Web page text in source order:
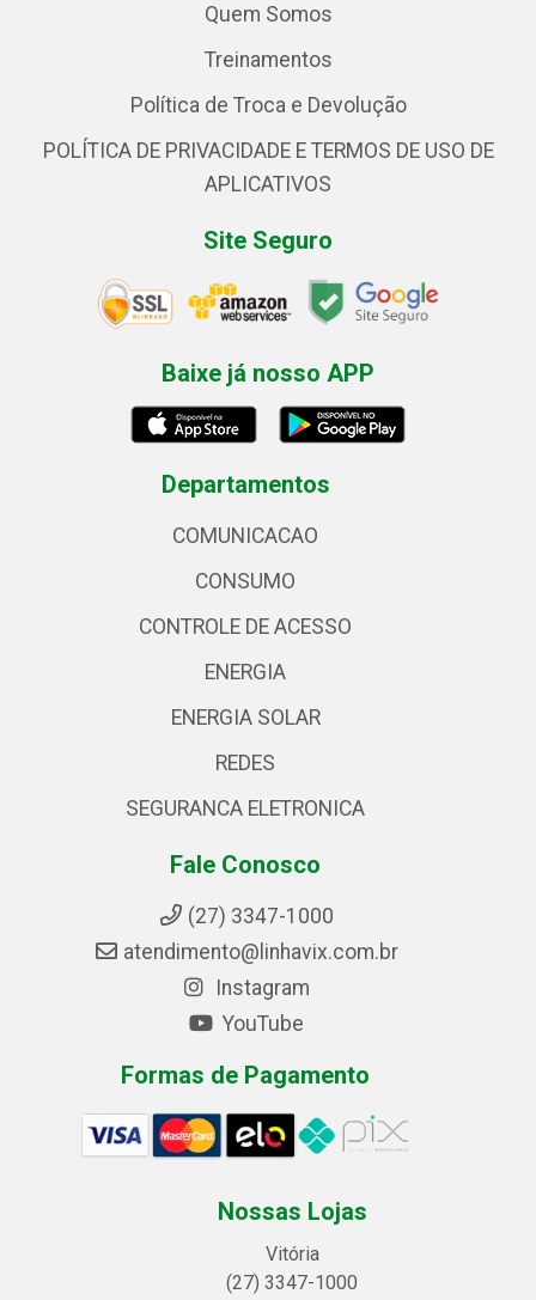
Quem Somos
Treinamentos
Política de Troca e Devolução
POLÍTICA DE PRIVACIDADE E TERMOS DE USO DE
APLICATIVOS
Site Seguro
Baixe já nosso APP
Departamentos
COMUNICACAO
CONSUMO
CONTROLE DE ACESSO
ENERGIA
ENERGIA SOLAR
REDES
SEGURANCA ELETRONICA
Fale Conosco
(27) 3347-1000
atendimento@linhavix.com.br
Instagram
YouTube
Formas de Pagamento
Nossas Lojas
Vitória
(27) 3347-1000